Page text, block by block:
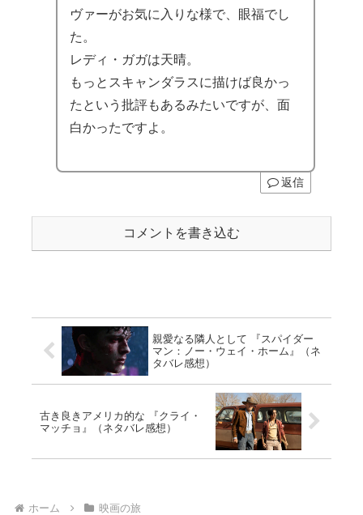
ヴァーがお気に入りな様で、眼福でし
た。
レディ・ガガは天晴。
もっとスキャンダラスに描けば良かっ
たという批評もあるみたいですが、面
白かったですよ。
返信
コメントを書き込む
親愛なる隣人として 『スパイダー
マン：ノー・ウェイ・ホーム』（ネ
タバレ感想）
古き良きアメリカ的な 『クライ・
マッチョ』（ネタバレ感想）
ホーム 映画の旅